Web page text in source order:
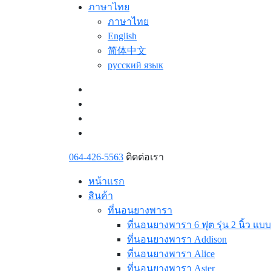
ภาษาไทย
ภาษาไทย
English
简体中文
русский язык
064-426-5563 ติดต่อเรา
หน้าแรก
สินค้า
ที่นอนยางพารา
ที่นอนยางพารา 6 ฟุต รุ่น 2 นิ้ว แบ
ที่นอนยางพารา Addison
ที่นอนยางพารา Alice
ที่นอนยางพารา Aster